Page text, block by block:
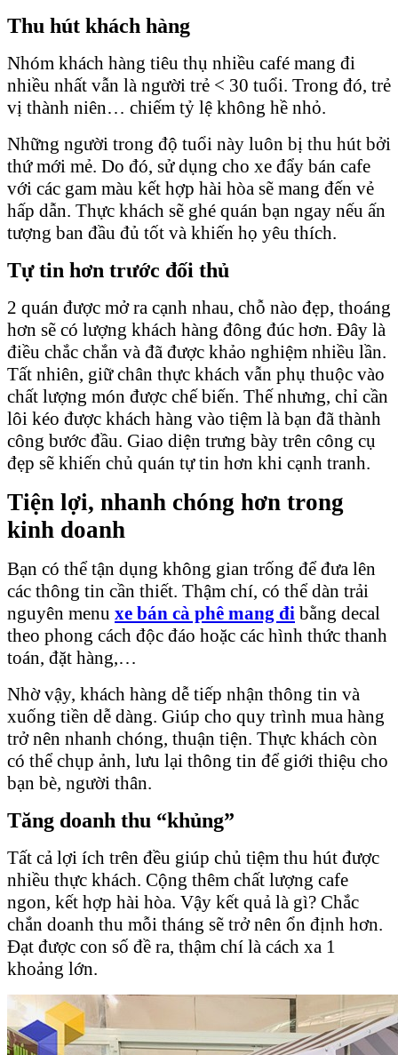
Thu hút khách hàng
Nhóm khách hàng tiêu thụ nhiều café mang đi
nhiều nhất vẫn là người trẻ < 30 tuổi. Trong đó, trẻ
vị thành niên… chiếm tỷ lệ không hề nhỏ.
Những người trong độ tuổi này luôn bị thu hút bởi
thứ mới mẻ. Do đó, sử dụng cho xe đẩy bán cafe
với các gam màu kết hợp hài hòa sẽ mang đến vẻ
hấp dẫn. Thực khách sẽ ghé quán bạn ngay nếu ấn
tượng ban đầu đủ tốt và khiến họ yêu thích.
Tự tin hơn trước đối thủ
2 quán được mở ra cạnh nhau, chỗ nào đẹp, thoáng
hơn sẽ có lượng khách hàng đông đúc hơn. Đây là
điều chắc chắn và đã được khảo nghiệm nhiều lần.
Tất nhiên, giữ chân thực khách vẫn phụ thuộc vào
chất lượng món được chế biến. Thế nhưng, chỉ cần
lôi kéo được khách hàng vào tiệm là bạn đã thành
công bước đầu. Giao diện trưng bày trên công cụ
đẹp sẽ khiến chủ quán tự tin hơn khi cạnh tranh.
Tiện lợi, nhanh chóng hơn trong
kinh doanh
Bạn có thể tận dụng không gian trống để đưa lên
các thông tin cần thiết. Thậm chí, có thể dàn trải
nguyên menu xe bán cà phê mang đi bằng decal
theo phong cách độc đáo hoặc các hình thức thanh
toán, đặt hàng,…
Nhờ vậy, khách hàng dễ tiếp nhận thông tin và
xuống tiền dễ dàng. Giúp cho quy trình mua hàng
trở nên nhanh chóng, thuận tiện. Thực khách còn
có thể chụp ảnh, lưu lại thông tin để giới thiệu cho
bạn bè, người thân.
Tăng doanh thu “khủng”
Tất cả lợi ích trên đều giúp chủ tiệm thu hút được
nhiều thực khách. Cộng thêm chất lượng cafe
ngon, kết hợp hài hòa. Vậy kết quả là gì? Chắc
chắn doanh thu mỗi tháng sẽ trở nên ổn định hơn.
Đạt được con số đề ra, thậm chí là cách xa 1
khoảng lớn.